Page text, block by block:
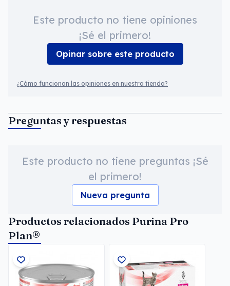
Este producto no tiene opiniones
¡Sé el primero!
Opinar sobre este producto
¿Cómo funcionan las opiniones en nuestra tienda?
Preguntas y respuestas
Este producto no tiene preguntas ¡Sé
el primero!
Nueva pregunta
Productos relacionados Purina Pro
Plan®